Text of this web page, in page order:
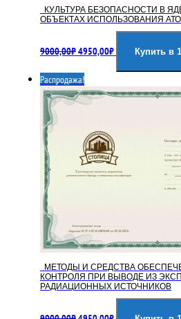
КУЛЬТУРА БЕЗОПАСНОСТИ В
ОБЪЕКТАХ ИСПОЛЬЗОВАНИЯ
9000,00₽цена
9000,00₽.
4950,00₽цена:
Купить в
Распродажа!
МЕТОДЫ И СРЕДСТВА
КОНТРОЛЯ ПРИ ВЫВОДЕ ИЗ
РАДИАЦИОННЫХ ИСТОЧНИКОВ